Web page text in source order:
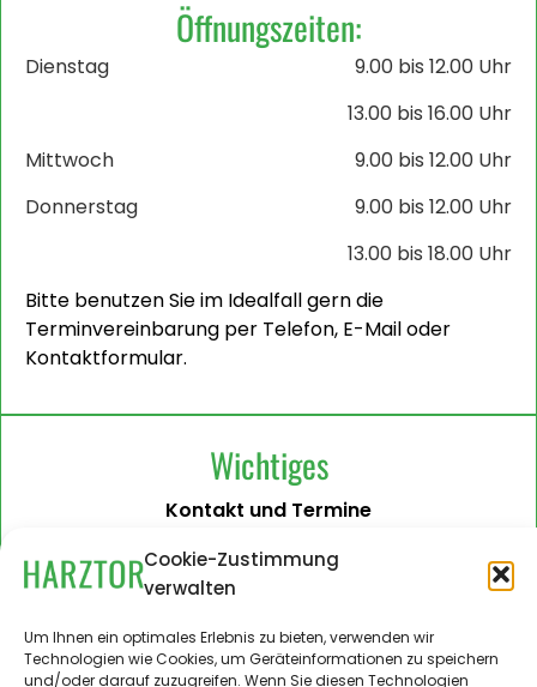
Cookie-Zustimmung
verwalten
Um Ihnen ein optimales Erlebnis zu bieten, verwenden wir
Technologien wie Cookies, um Geräteinformationen zu speichern
und/oder darauf zuzugreifen. Wenn Sie diesen Technologien
Öffnungszeiten:
Dienstag
9.00 bis 12.00 Uhr
13.00 bis 16.00 Uhr
Mittwoch
9.00 bis 12.00 Uhr
Donnerstag
9.00 bis 12.00 Uhr
13.00 bis 18.00 Uhr
Bitte benutzen Sie im Idealfall gern die
Terminvereinbarung per Telefon, E-Mail oder
Kontaktformular.
Wichtiges
Kontakt und Termine
Barrierefreiheit
Impressum
Datenschutzerklärung
Administration